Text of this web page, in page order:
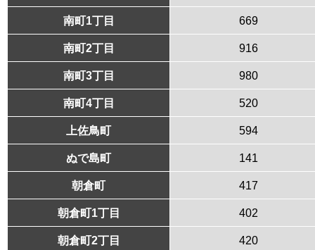
南町1丁目 669
南町2丁目 916
南町3丁目 980
南町4丁目 520
上佐鳥町 594
ぬで島町 141
朝倉町 417
朝倉町1丁目 402
朝倉町2丁目 420